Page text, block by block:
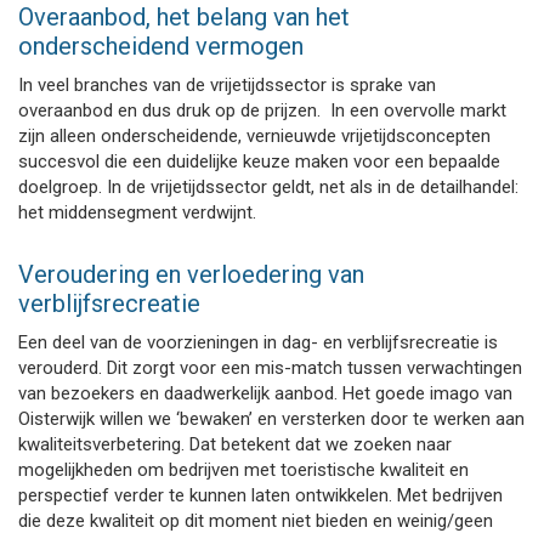
Overaanbod, het belang van het
onderscheidend vermogen
In veel branches van de vrijetijdssector is sprake van
overaanbod en dus druk op de prijzen. In een overvolle markt
zijn alleen onderscheidende, vernieuwde vrijetijdsconcepten
succesvol die een duidelijke keuze maken voor een bepaalde
doelgroep. In de vrijetijdssector geldt, net als in de detailhandel:
het middensegment verdwijnt.
Veroudering en verloedering van
verblijfsrecreatie
Een deel van de voorzieningen in dag- en verblijfsrecreatie is
verouderd. Dit zorgt voor een mis-match tussen verwachtingen
van bezoekers en daadwerkelijk aanbod. Het goede imago van
Oisterwijk willen we ‘bewaken’ en versterken door te werken aan
kwaliteitsverbetering. Dat betekent dat we zoeken naar
mogelijkheden om bedrijven met toeristische kwaliteit en
perspectief verder te kunnen laten ontwikkelen. Met bedrijven
die deze kwaliteit op dit moment niet bieden en weinig/geen